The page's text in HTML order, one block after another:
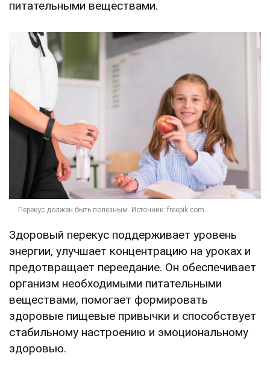
питательными веществами.
Здоровый перекус поддерживает уровень
энергии, улучшает концентрацию на уроках и
предотвращает переедание. Он обеспечивает
организм необходимыми питательными
веществами, помогает формировать
здоровые пищевые привычки и способствует
стабильному настроению и эмоциональному
здоровью.